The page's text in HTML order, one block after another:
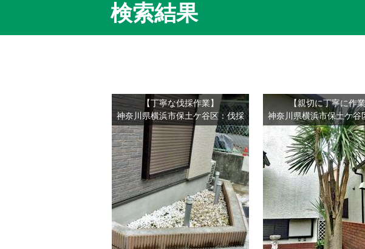
検索結果
【丁寧な伐採作業】
神奈川県横浜市保土ケ谷区：伐採
【親切に丁寧に作
神奈川県横浜市保土ケ谷